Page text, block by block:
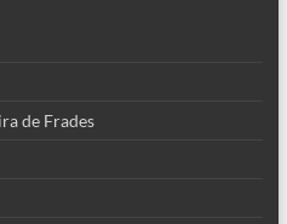
de Frades